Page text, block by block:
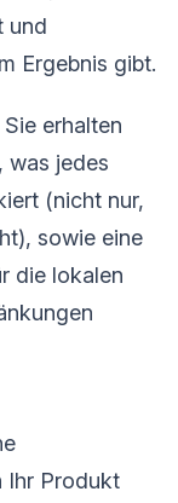
und
Ergebnis gibt.
erhalten
was jedes
(nicht nur,
sowie eine
die lokalen
Ihr Produkt